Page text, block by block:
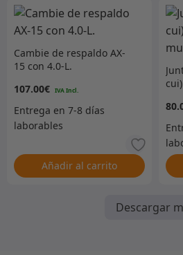
Cambie de respaldo AX-
15 con 4.0-L.
107.00€
Añadir al carrito
Descargar